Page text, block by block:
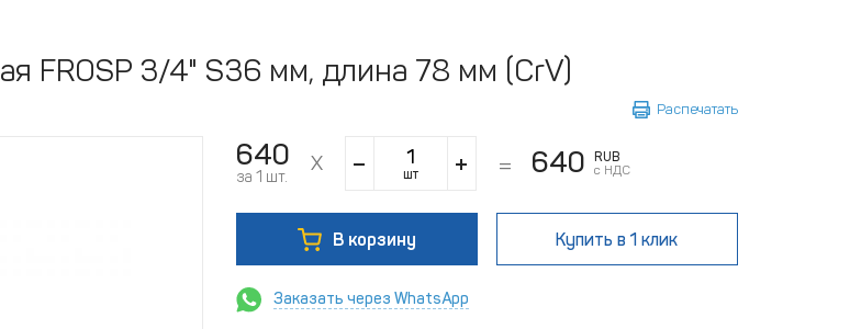
FROSP 3/4" S36 мм, длина 78 мм (CrV)
Распечатать
640
за 1 шт. шт 640
RUB
с НДС
В корзину Купить в 1 клик
Заказать через WhatsApp